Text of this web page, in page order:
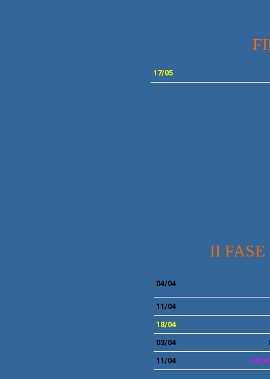
17/05
II FASE
04/04
11/04
18/04
03/04
11/04